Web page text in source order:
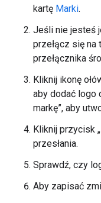
kartę Marki.
Jeśli nie jesteś
przełącz się
przełącznika
Kliknij ikonę
aby dodać logo
markę”, aby
Kliknij przycisk
przesłania.
Sprawdź, czy
Aby zapisać